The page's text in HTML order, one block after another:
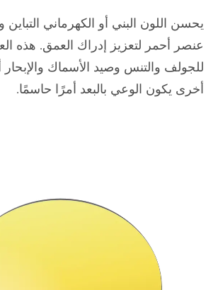
يحسن اللون البني أو الكهرماني
عنصر أحمر لتعزيز إدراك العمق. هذه
للجولف والتنس وصيد الأسماك والإبحار
أخرى يكون الوعي بالبعد أمرًا حاسمًا.